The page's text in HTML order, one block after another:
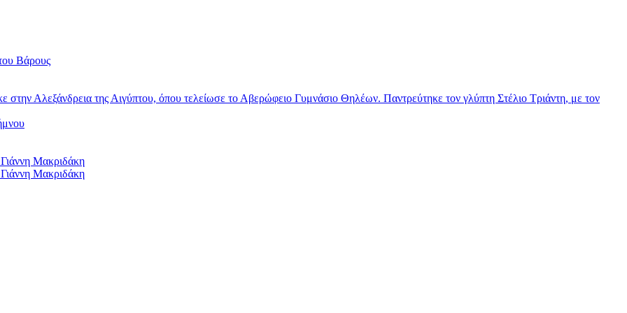
Βάρους
Αλεξάνδρεια της Αιγύπτου, όπου τελείωσε το Αβερώφειο Γυμνάσιο Θηλέων. Παντρεύτηκε τον γλύπτη Στέλιο Τριάντη, με τον
Μακριδάκη
Μακριδάκη